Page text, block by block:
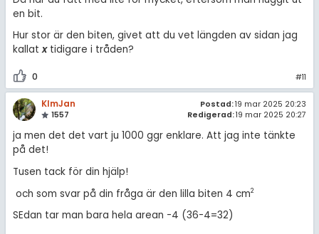
en bit.
Hur stor är den biten, givet att du vet längden av sidan jag
kallatx tidigare i tråden?
0 #11
KlmJan
1557
Postad:19 mar 2025 20:23
Redigerad:19 mar 2025 20:27
ja men det det vart ju 1000 ggr enklare. Att jag inte tänkte
på det!
Tusen tack för din hjälp!
och som svar på din fråga är den lilla biten 4 cm2
SEdan tar man bara hela arean -4 (36-4=32)